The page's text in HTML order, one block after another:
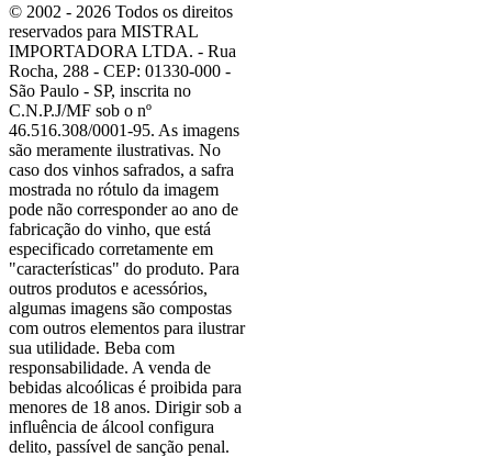
© 2002 - 2026 Todos os direitos
reservados para MISTRAL
IMPORTADORA LTDA. - Rua
Rocha, 288 - CEP: 01330-000 -
São Paulo - SP, inscrita no
C.N.P.J/MF sob o nº
46.516.308/0001-95. As imagens
são meramente ilustrativas. No
caso dos vinhos safrados, a safra
mostrada no rótulo da imagem
pode não corresponder ao ano de
fabricação do vinho, que está
especificado corretamente em
"características" do produto. Para
outros produtos e acessórios,
algumas imagens são compostas
com outros elementos para ilustrar
sua utilidade. Beba com
responsabilidade. A venda de
bebidas alcoólicas é proibida para
menores de 18 anos. Dirigir sob a
influência de álcool configura
delito, passível de sanção penal.